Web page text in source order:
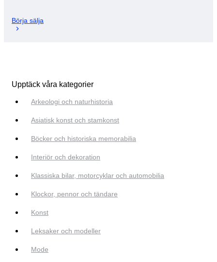
Börja sälja
Upptäck våra kategorier
Arkeologi och naturhistoria
Asiatisk konst och stamkonst
Böcker och historiska memorabilia
Interiör och dekoration
Klassiska bilar, motorcyklar och automobilia
Klockor, pennor och tändare
Konst
Leksaker och modeller
Mode